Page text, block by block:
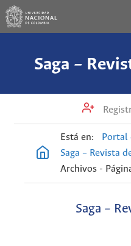
Saga –
Está en: Portal
Saga – Revista
Archivos -
Saga –